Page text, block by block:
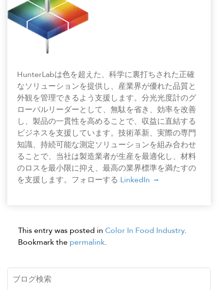
HunterLabは色を超えた、科学に裏打ちされた正確
なソリューションを提供し、産業界が優れた品質と
外観を管理できるよう支援します。分光光度計のグ
ローバルリーダーとして、無駄を省き、効率を改善
し、製品の一貫性を高めることで、収益に直結する
ビジネスを支援しています。技術革新、実際の専門
知識、持続可能な測定ソリューションを組み合わせ
ることで、当社は製造業者が生産を最適化し、材料
のロスを最小限に抑え、最高の業界標準を満たすの
を支援します。フォローする LinkedIn
This entry was posted in Color In Food Industry.
Bookmark the permalink.